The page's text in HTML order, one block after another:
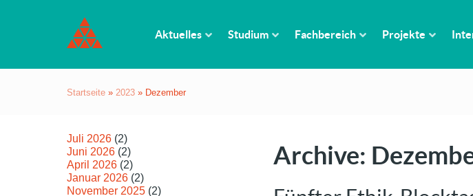
Aktuelles Studium Fachbereich Projekte
Startseite » 2023 » Dezember
Juli 2026 (2)
Juni 2026 (2)
April 2026 (2)
Januar 2026 (2)
November 2025 (2)
Archive: